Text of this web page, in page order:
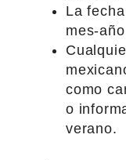
La
mes-
como
o
verano.